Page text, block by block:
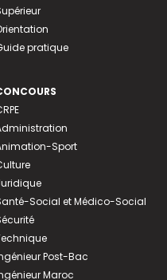
pratique
Sport
Social et Médico-Social
Post-Bac
Maroc